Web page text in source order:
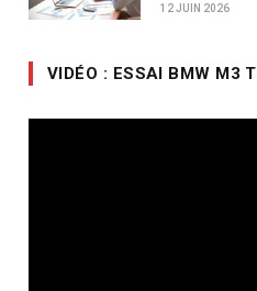
12 JUIN 2026
VIDÉO : ESSAI BMW M3